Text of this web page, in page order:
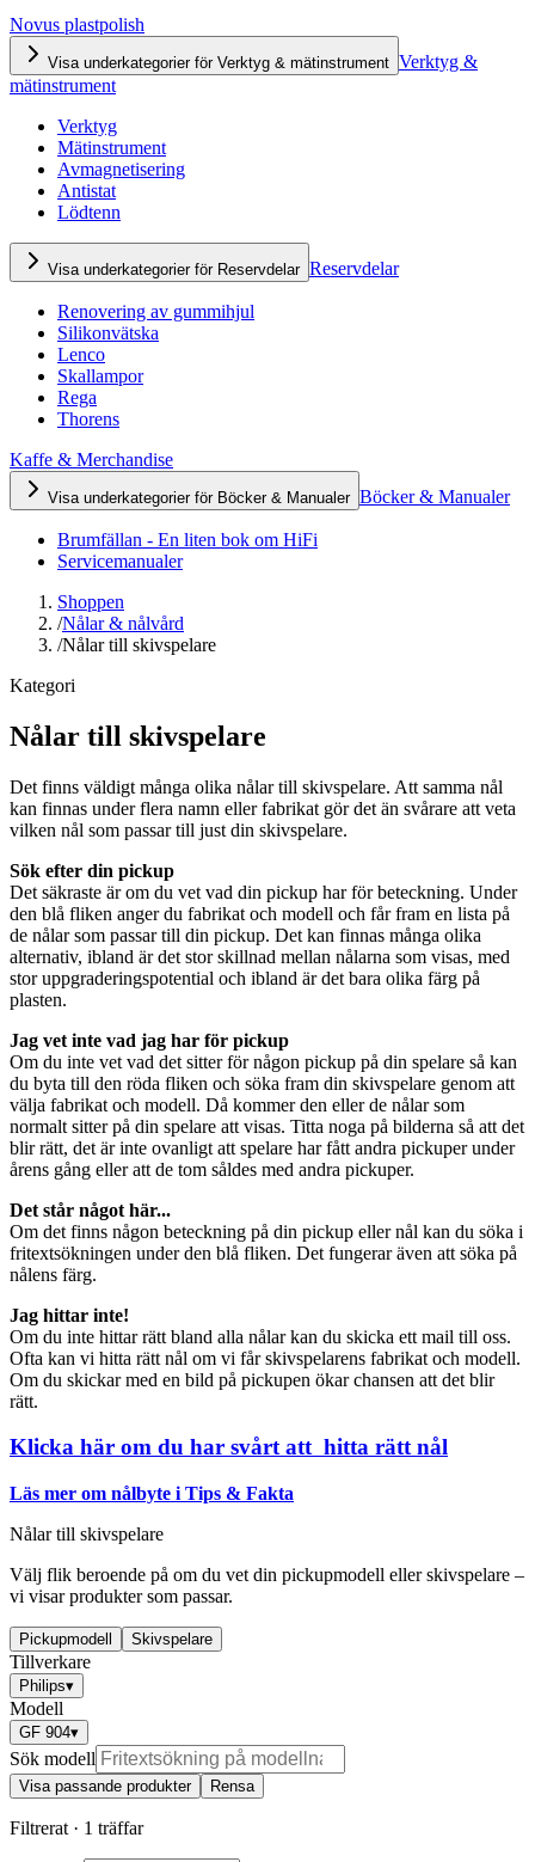
Novus plastpolish
Visa underkategorier för Verktyg & mätinstrument Verktyg &
mätinstrument
Verktyg
Mätinstrument
Avmagnetisering
Antistat
Lödtenn
Visa underkategorier för Reservdelar Reservdelar
Renovering av gummihjul
Silikonvätska
Lenco
Skallampor
Rega
Thorens
Kaffe & Merchandise
Visa underkategorier för Böcker & Manualer Böcker & Manualer
Brumfällan - En liten bok om HiFi
Servicemanualer
Shoppen
/Nålar & nålvård
/Nålar till skivspelare
Kategori
Nålar till skivspelare
Det finns väldigt många olika nålar till skivspelare. Att samma nål
kan finnas under flera namn eller fabrikat gör det än svårare att veta
vilken nål som passar till just din skivspelare.
Sök efter din pickup
Det säkraste är om du vet vad din pickup har för beteckning. Under
den blå fliken anger du fabrikat och modell och får fram en lista på
de nålar som passar till din pickup. Det kan finnas många olika
alternativ, ibland är det stor skillnad mellan nålarna som visas, med
stor uppgraderingspotential och ibland är det bara olika färg på
plasten.
Jag vet inte vad jag har för pickup
Om du inte vet vad det sitter för någon pickup på din spelare så kan
du byta till den röda fliken och söka fram din skivspelare genom att
välja fabrikat och modell. Då kommer den eller de nålar som
normalt sitter på din spelare att visas. Titta noga på bilderna så att det
blir rätt, det är inte ovanligt att spelare har fått andra pickuper under
årens gång eller att de tom såldes med andra pickuper.
Det står något här...
Om det finns någon beteckning på din pickup eller nål kan du söka i
fritextsökningen under den blå fliken. Det fungerar även att söka på
nålens färg.
Jag hittar inte!
Om du inte hittar rätt bland alla nålar kan du skicka ett mail till oss.
Ofta kan vi hitta rätt nål om vi får skivspelarens fabrikat och modell.
Om du skickar med en bild på pickupen ökar chansen att det blir
rätt.
Klicka här om du har svårt att hitta rätt nål
Läs mer om nålbyte i Tips & Fakta
Nålar till skivspelare
Välj flik beroende på om du vet din pickupmodell eller skivspelare –
vi visar produkter som passar.
Pickupmodell Skivspelare
Tillverkare
Philips▾
Modell
GF 904▾
Sök modell
Visa passande produkter Rensa
Filtrerat · 1 träffar